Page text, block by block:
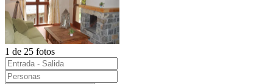
1 de 25 fotos